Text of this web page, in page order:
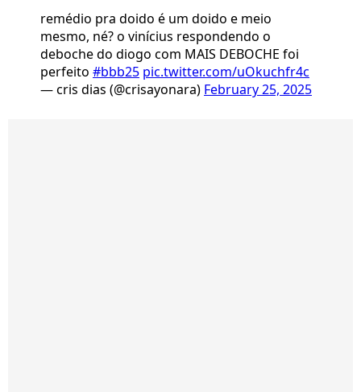
remédio pra doido é um doido e meio
mesmo, né? o vinícius respondendo o
deboche do diogo com MAIS DEBOCHE foi
perfeito #bbb25 pic.twitter.com/uOkuchfr4c
— cris dias (@crisayonara) February 25, 2025